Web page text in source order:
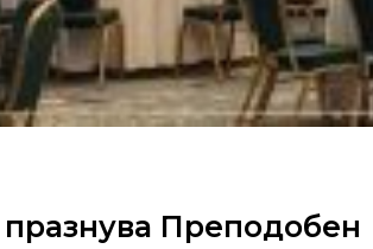
Преподобен